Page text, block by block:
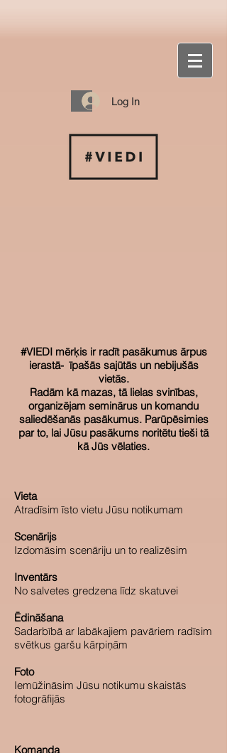
Log In
#VIEDI mērķis ir radīt pasākumus ārpus
ierastā- īpašās sajūtās un nebijušās
vietās.
Radām kā mazas, tā lielas svinības,
organizējam seminārus un komandu
saliedēšanās pasākumus. Parūpēsimies
par to, lai Jūsu pasākums noritētu tieši tā
kā Jūs vēlaties.
Vieta
Atradīsim īsto vietu Jūsu notikumam
Scenārijs
Izdomāsim scenāriju un to realizēsim
Inventārs
No salvetes gredzena līdz skatuvei
Ēdināšana
Sadarbībā ar labākajiem pavāriem radīsim
svētkus garšu kārpiņām
Foto
Iemūžināsim Jūsu notikumu skaistās
fotogrāfijās
Komanda